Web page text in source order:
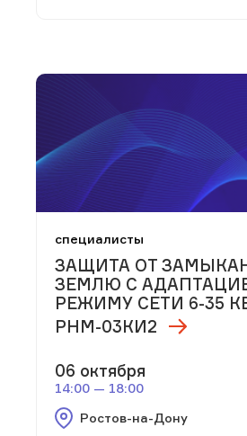
специалисты
ЗАЩИТА ОТ
ЗЕМЛЮ С
РЕЖИМУ СЕТИ 6-35
РНМ-03КИ2
06 октября
14:00 — 18:00
Ростов-на-Дону